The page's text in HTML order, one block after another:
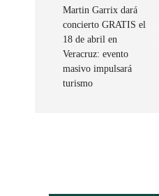
Martin Garrix dará
concierto GRATIS el
18 de abril en
Veracruz: evento
masivo impulsará
turismo